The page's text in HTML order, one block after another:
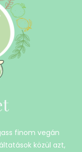
finom vegán
közül azt,